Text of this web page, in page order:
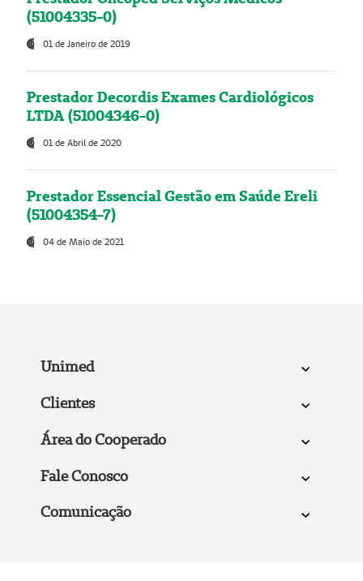
(51004335-0)
01 de Janeiro de 2019
Prestador Decordis Exames Cardiológicos
LTDA (51004346-0)
01 de Abril de 2020
Prestador Essencial Gestão em Saúde Ereli
(51004354-7)
04 de Maio de 2021
Unimed
Clientes
Área do Cooperado
Fale Conosco
Comunicação